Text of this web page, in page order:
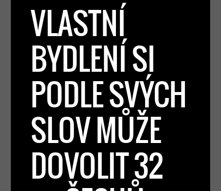
VLASTNÍ
BYDLENÍ SI
PODLE SVÝCH
SLOV MŮŽE
DOVOLIT 32